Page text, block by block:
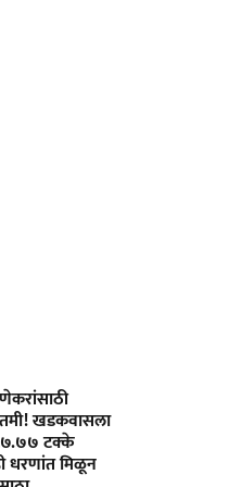
खडकवासला
टक्के
धरणांत मिळून